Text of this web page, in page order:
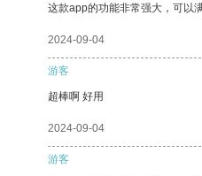
这款app的功能非常强大，可以
2024-09-04
游客
超棒啊 好用
2024-09-04
游客